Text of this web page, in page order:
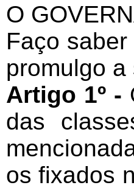
O
Faço
promulgo
Artigo 1º -
das
os fixados